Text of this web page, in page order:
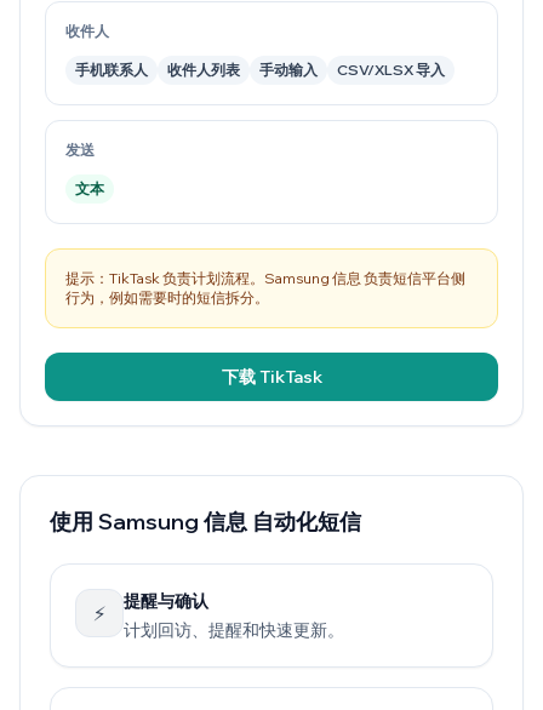
收件人
手机联系人 收件人列表 手动输入 CSV/XLSX 导入
发送
文本
提示：TikTask 负责计划流程。Samsung 信息 负责短信平台侧
行为，例如需要时的短信拆分。
下载 TikTask
使用 Samsung 信息 自动化短信
⚡
提醒与确认
计划回访、提醒和快速更新。